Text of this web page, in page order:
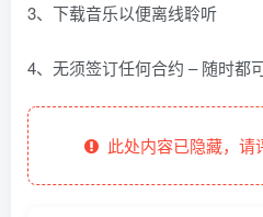
3、下载音乐以便离线聆听
4、无须签订任何合约 – 随时都
此处内容已隐藏，请